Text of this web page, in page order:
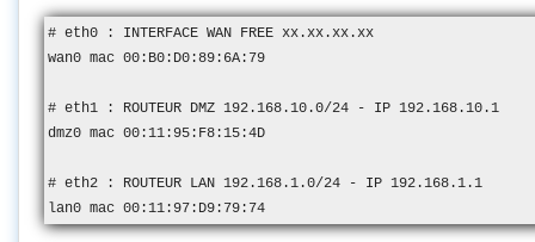
# eth0 : INTERFACE WAN FREE xx.xx.xx.xx
wan0 mac 00:B0:D0:89:6A:79
# eth1 : ROUTEUR DMZ 192.168.10.0/24 - IP 192.168.10.1
dmz0 mac 00:11:95:F8:15:4D
# eth2 : ROUTEUR LAN 192.168.1.0/24 - IP 192.168.1.1